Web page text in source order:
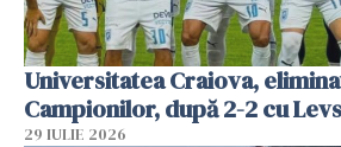
Universitatea Craiova,
Campionilor, după 2-2 cu
29 IULIE 2026